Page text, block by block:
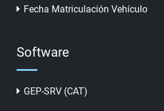
Fecha Matriculación Vehículo
Software
GEP-SRV (CAT)